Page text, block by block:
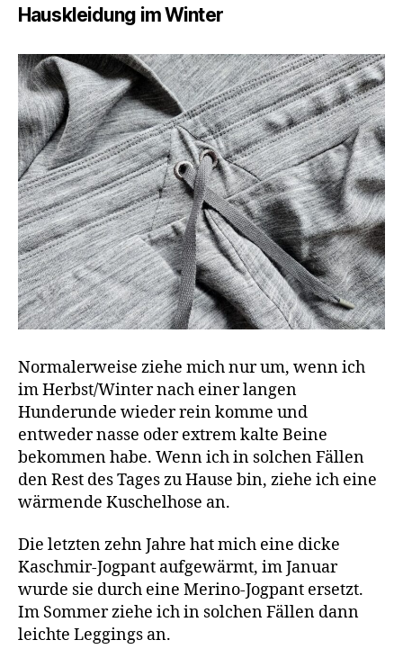
Hauskleidung im Winter
Normalerweise ziehe mich nur um, wenn ich
im Herbst/Winter nach einer langen
Hunderunde wieder rein komme und
entweder nasse oder extrem kalte Beine
bekommen habe. Wenn ich in solchen Fällen
den Rest des Tages zu Hause bin, ziehe ich eine
wärmende Kuschelhose an.
Die letzten zehn Jahre hat mich eine dicke
Kaschmir-Jogpant aufgewärmt, im Januar
wurde sie durch eine Merino-Jogpant ersetzt.
Im Sommer ziehe ich in solchen Fällen dann
leichte Leggings an.